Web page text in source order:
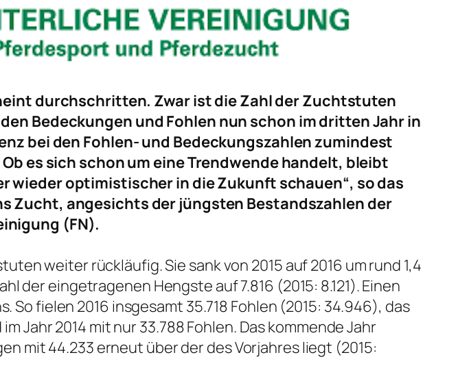
durchschritten. Zwar ist die Zahl der Zuchtstuten
Bedeckungen und Fohlen nun schon im dritten Jahr in
bei den Fohlen- und Bedeckungszahlen zumindest
es sich schon um eine Trendwende handelt, bleibt
wieder optimistischer in die Zukunft schauen“, so das
Zucht, angesichts der jüngsten Bestandszahlen der
(FN).
weiter rückläufig. Sie sank von 2015 auf 2016 um rund 1,4
der eingetragenen Hengste auf 7.816 (2015: 8.121). Einen
fielen 2016 insgesamt 35.718 Fohlen (2015: 34.946), das
Jahr 2014 mit nur 33.788 Fohlen. Das kommende Jahr
mit 44.233 erneut über der des Vorjahres liegt (2015: